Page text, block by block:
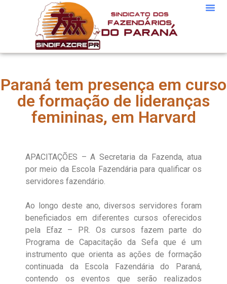
Paraná tem presença em curso
de formação de lideranças
femininas, em Harvard
APACITAÇÕES – A Secretaria da Fazenda, atua
por meio da Escola Fazendária para qualificar os
servidores fazendário.
Ao longo deste ano, diversos servidores foram
beneficiados em diferentes cursos oferecidos
pela Efaz – PR. Os cursos fazem parte do
Programa de Capacitação da Sefa que é um
instrumento que orienta as ações de formação
continuada da Escola Fazendária do Paraná,
contendo os eventos que serão realizados